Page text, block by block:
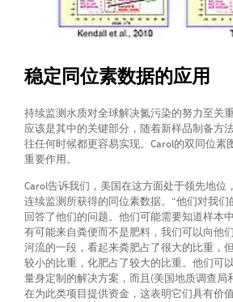
稳定同位素数据的应用
持续监测水质对全球解决氮污染的努力至关
应该是其中的关键部分，随着新样品制备方
往任何时候都更容易实现。Carol的双同位素
重要作用。
Carol告诉我们，美国在这方面处于领先地位
连续监测所获得的同位素数据。“他们对我
回答了他们的问题。他们可能需要知道样本
有可能来自粪便而不是肥料，我们可以向他
河流的一段，看起来粪肥占了很大的比重，
较小的比重，化肥占了较大的比重。他们可
量身定制的解决方案，而且(美国地质调查局
在为此类项目提供资金，这表明它们具有价